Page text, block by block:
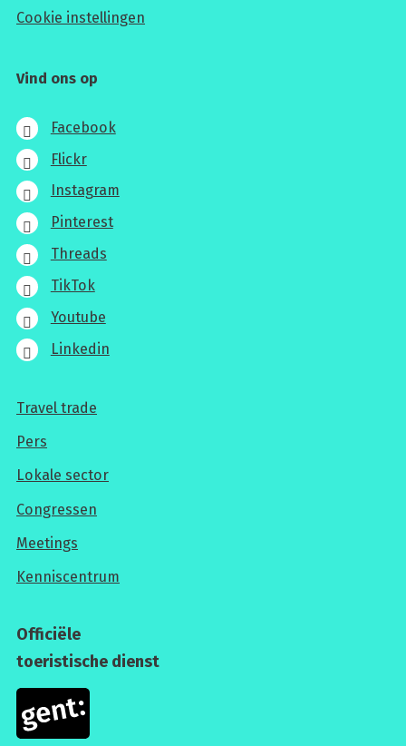
Cookie instellingen
Vind ons op
Facebook
Flickr
Instagram
Pinterest
Threads
TikTok
Youtube
Linkedin
Voor
professionals
Travel trade
Pers
Lokale sector
Congressen
Meetings
Kenniscentrum
Officiële
toeristische dienst